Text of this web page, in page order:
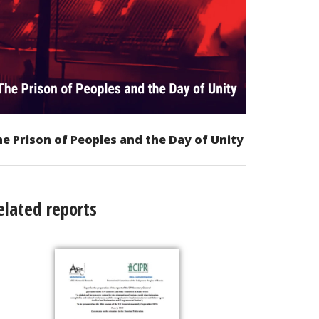
Prison of Peoples and the Day of Unity
reports